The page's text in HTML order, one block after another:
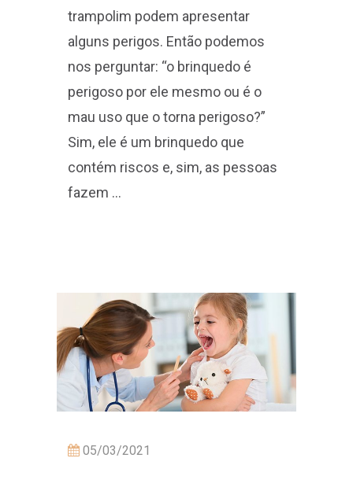
trampolim podem apresentar
alguns perigos. Então podemos
nos perguntar: “o brinquedo é
perigoso por ele mesmo ou é o
mau uso que o torna perigoso?”
Sim, ele é um brinquedo que
contém riscos e, sim, as pessoas
fazem …
05/03/2021